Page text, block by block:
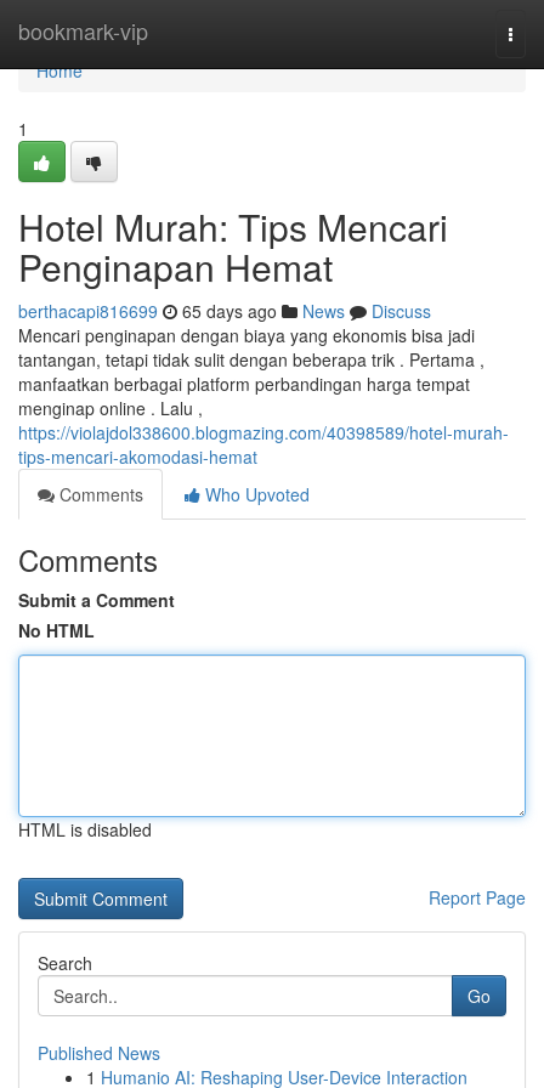
bookmark-vip
Home
Home
1
Hotel Murah: Tips Mencari
Penginapan Hemat
berthacapi816699 65 days ago News
Discuss
Mencari penginapan dengan biaya yang ekonomis bisa jadi
tantangan, tetapi tidak sulit dengan beberapa trik . Pertama ,
manfaatkan berbagai platform perbandingan harga tempat
menginap online . Lalu ,
https://violajdol338600.blogmazing.com/40398589/hotel-murah-
tips-mencari-akomodasi-hemat
Comments
Who Upvoted
Comments
Submit a Comment
No HTML
HTML is disabled
Report Page
Search
Go
Published News
1 Humanio AI: Reshaping User-Device Interaction